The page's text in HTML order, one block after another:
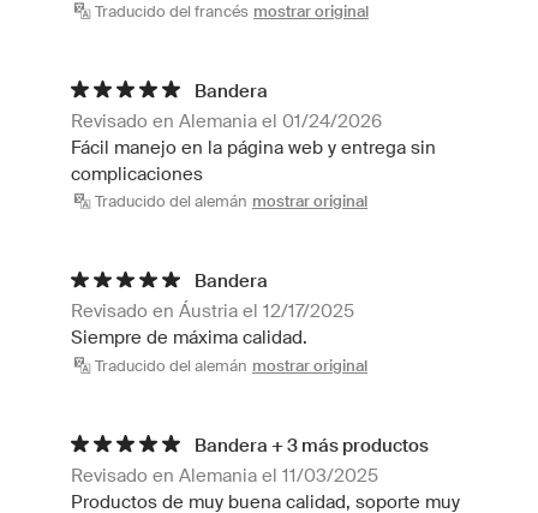
Traducido del francés mostrar original
Bandera
Revisado en Alemania el 01/24/2026
Fácil manejo en la página web y entrega sin
complicaciones
Traducido del alemán mostrar original
Bandera
Revisado en Áustria el 12/17/2025
Siempre de máxima calidad.
Traducido del alemán mostrar original
Bandera + 3 más productos
Revisado en Alemania el 11/03/2025
Productos de muy buena calidad, soporte muy